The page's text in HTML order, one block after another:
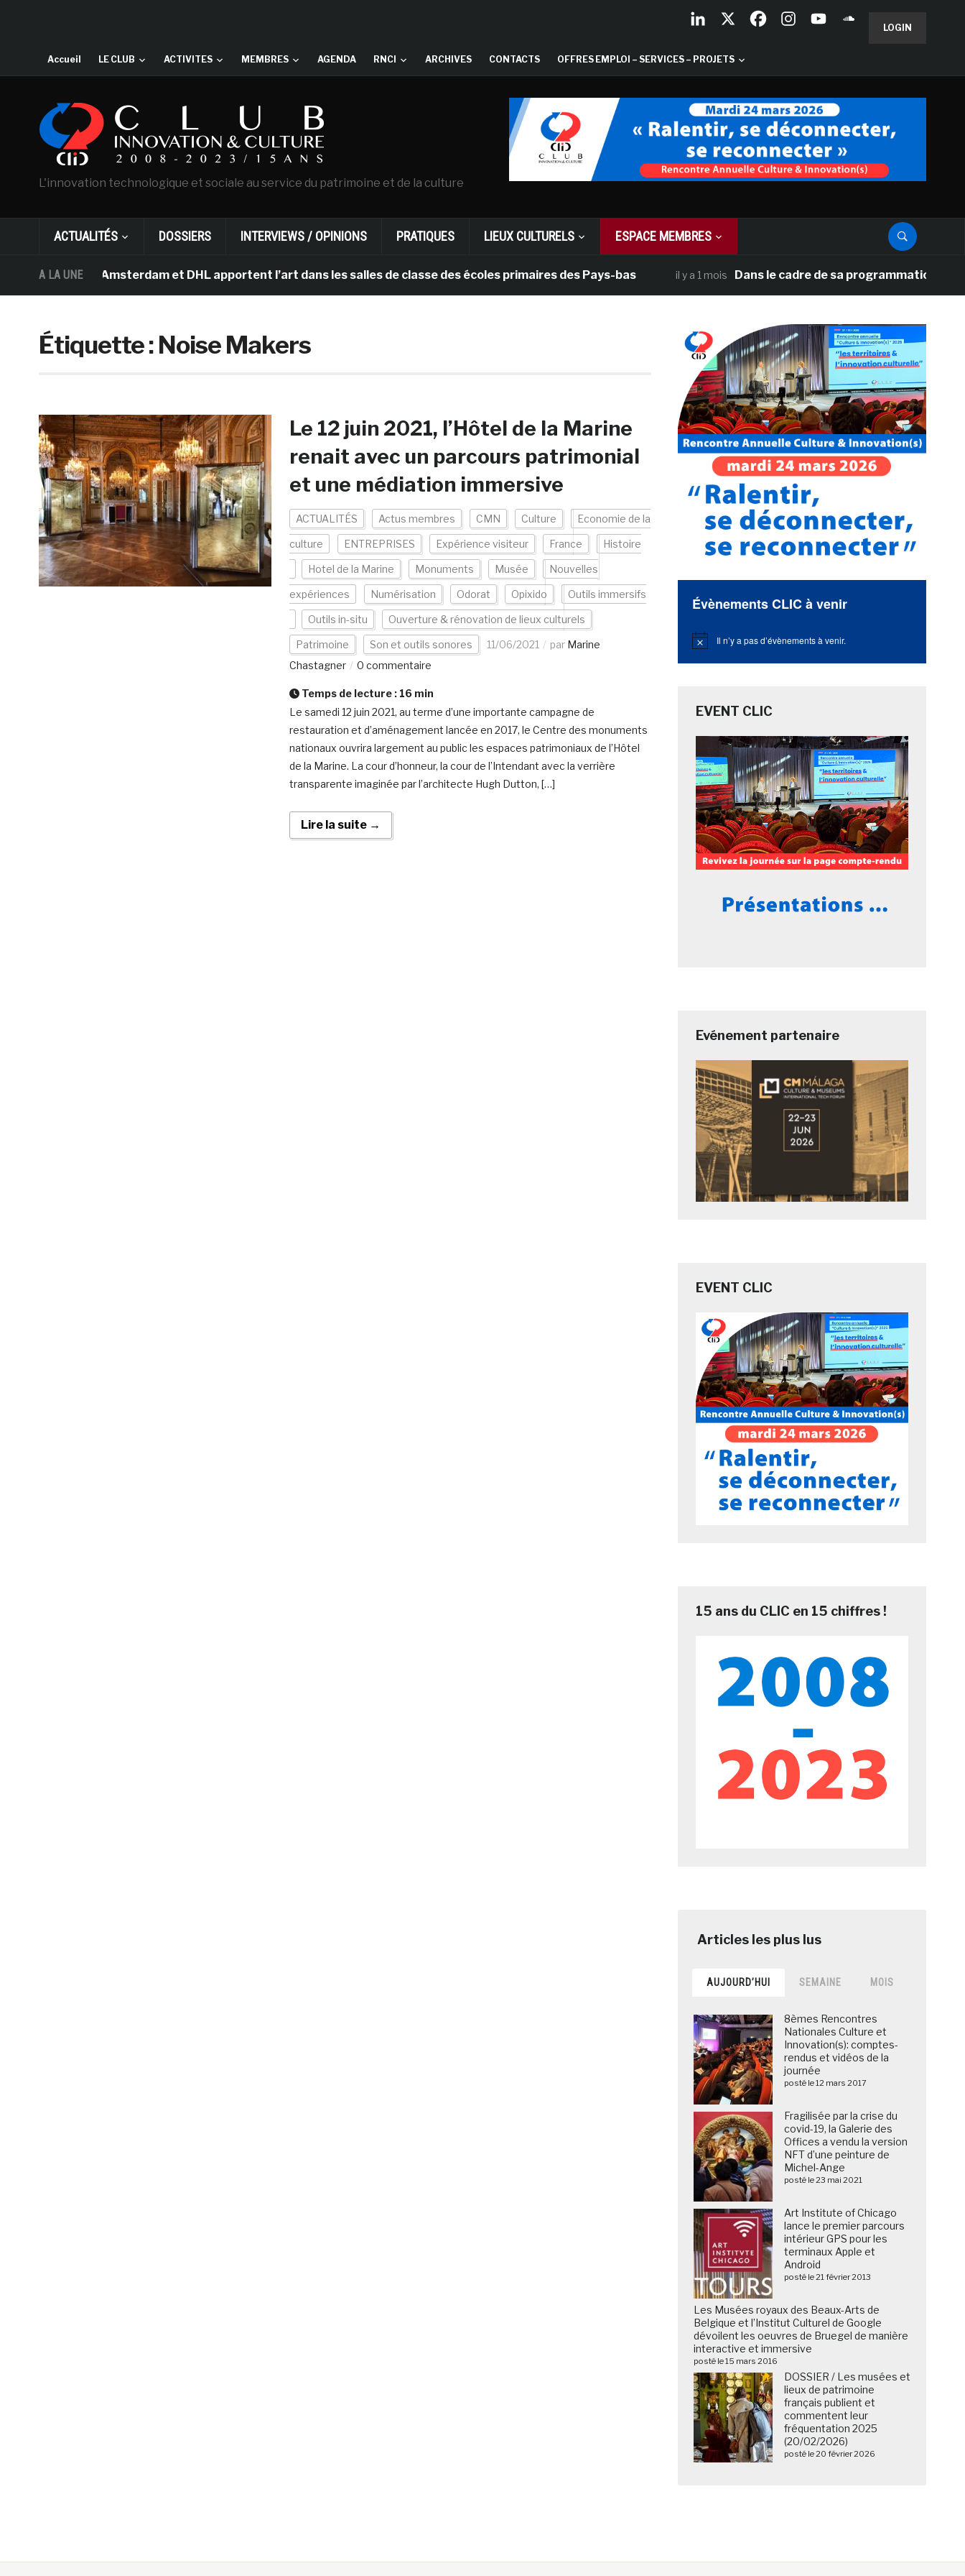
LOGIN
Accueil LE CLUB ACTIVITES MEMBRES AGENDA RNCI ARCHIVES CONTACTS OFFRES EMPLOI – SERVICES – PROJETS
L'innovation technologique et sociale au service du patrimoine et de la culture
ACTUALITÉS DOSSIERS INTERVIEWS / OPINIONS PRATIQUES LIEUX CULTURELS ESPACE MEMBRES
A LA UNE
Van Gogh d’Amsterdam et DHL apportent l’art dans les salles de classe des écoles primaires des Pays-bas il y a 1 mois Dans le cadre de sa programmation
Étiquette :Noise Makers
Le 12 juin 2021, l’Hôtel de la Marine
renait avec un parcours patrimonial
et une médiation immersive
ACTUALITÉS Actus membres CMN Culture Economie de la
culture ENTREPRISES Expérience visiteur France Histoire
Hotel de la Marine Monuments Musée Nouvelles
expériences Numérisation Odorat Opixido Outils immersifs
Outils in-situ Ouverture & rénovation de lieux culturels
Patrimoine Son et outils sonores 11/06/2021 par Marine
Chastagner
0 commentaire
Temps de lecture : 16 min
Le samedi 12 juin 2021, au terme d’une importante campagne de
restauration et d’aménagement lancée en 2017, le Centre des monuments
nationaux ouvrira largement au public les espaces patrimoniaux de l’Hôtel
de la Marine. La cour d’honneur, la cour de l’Intendant avec la verrière
transparente imaginée par l’architecte Hugh Dutton, […]
Lire la suite →
Évènements CLIC à venir
Notice Il n’y a pas d’évènements à venir.
EVENT CLIC
Evénement partenaire
EVENT CLIC
15 ans du CLIC en 15 chiffres !
AUJOURD’HUI SEMAINE MOIS
8èmes Rencontres
Nationales Culture et
Innovation(s): comptes-
rendus et vidéos de la
journée
posté le 12 mars 2017
Fragilisée par la crise du
covid-19, la Galerie des
Offices a vendu la version
NFT d’une peinture de
Michel-Ange
posté le 23 mai 2021
Art Institute of Chicago
lance le premier parcours
intérieur GPS pour les
terminaux Apple et
Android
posté le 21 février 2013
Les Musées royaux des Beaux-Arts de
Belgique et l’Institut Culturel de Google
dévoilent les oeuvres de Bruegel de manière
interactive et immersive
posté le 15 mars 2016
DOSSIER / Les musées et
lieux de patrimoine
français publient et
commentent leur
fréquentation 2025
(20/02/2026)
posté le 20 février 2026